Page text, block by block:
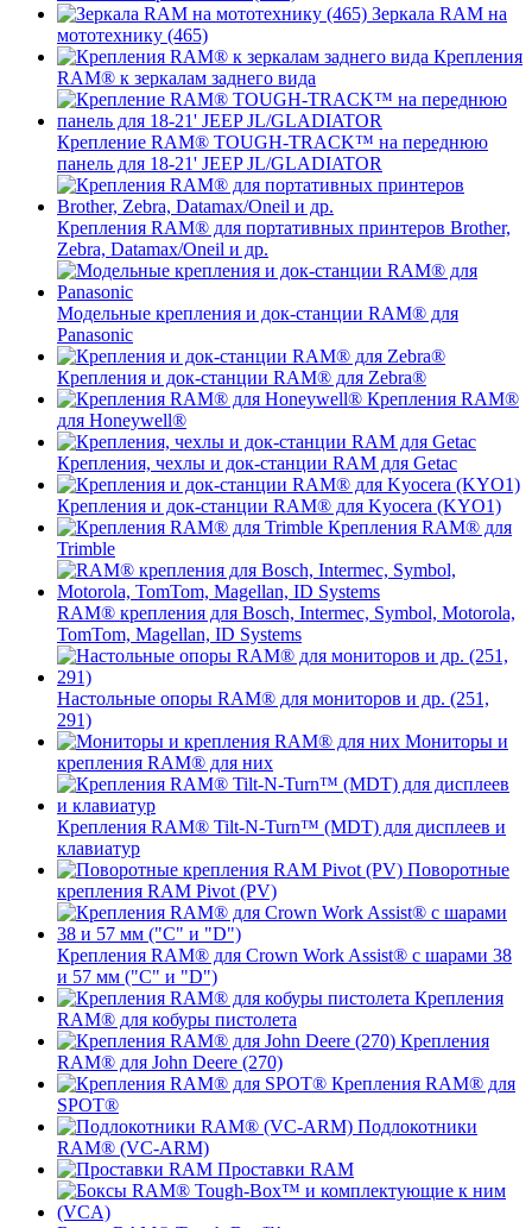
Зеркала RAM на
мототехнику (465)
Крепления
RAM® к зеркалам заднего вида
Крепление RAM® TOUGH-TRACK™ на переднюю
панель для 18-21' JEEP JL/GLADIATOR
Крепления RAM® для портативных принтеров Brother,
Zebra, Datamax/Oneil и др.
Модельные крепления и док-станции RAM® для
Panasonic
Крепления и док-станции RAM® для Zebra®
Крепления RAM®
для Honeywell®
Крепления, чехлы и док-станции RAM для Getac
Крепления и док-станции RAM® для Kyocera (KYO1)
Крепления RAM® для
Trimble
RAM® крепления для Bosch, Intermec, Symbol, Motorola,
TomTom, Magellan, ID Systems
Настольные опоры RAM® для мониторов и др. (251,
291)
Мониторы и
крепления RAM® для них
Крепления RAM® Tilt-N-Turn™ (MDT) для дисплеев и
клавиатур
Поворотные
крепления RAM Pivot (PV)
Крепления RAM® для Crown Work Assist® с шарами 38
и 57 мм ("C" и "D")
Крепления
RAM® для кобуры пистолета
Крепления
RAM® для John Deere (270)
Крепления RAM® для
SPOT®
Подлокотники
RAM® (VC-ARM)
Проставки RAM